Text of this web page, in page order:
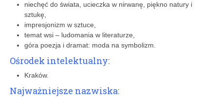
niechęć do świata, ucieczka w nirwanę, piękno natury i
sztukę,
impresjonizm w sztuce,
temat wsi – ludomania w literaturze,
góra poezja i dramat: moda na symbolizm.
Ośrodek intelektualny:
Kraków.
Najważniejsze nazwiska: